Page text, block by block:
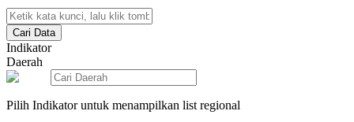
Cari Data
Indikator
Daerah
Pilih Indikator untuk menampilkan list regional